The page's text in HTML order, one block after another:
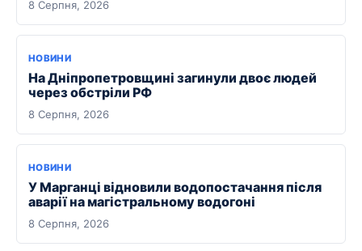
8 Серпня, 2026
НОВИНИ
На Дніпропетровщині загинули двоє людей
через обстріли РФ
8 Серпня, 2026
НОВИНИ
У Марганці відновили водопостачання після
аварії на магістральному водогоні
8 Серпня, 2026